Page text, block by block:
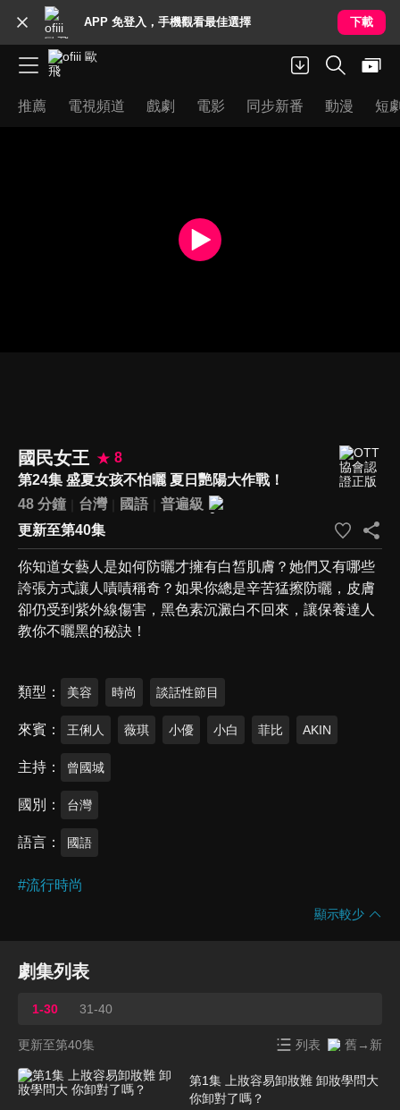
APP 免登入，手機觀看最佳選擇 下載
推薦 電視頻道 戲劇 電影 同步新番 動漫 短
國民女王
8
第24集 盛夏女孩不怕曬 夏日艷陽大作戰！
48 分鐘
台灣 國語
普遍級
更新至第40集
你知道女藝人是如何防曬才擁有白皙肌膚？她們又有哪些
誇張方式讓人嘖嘖稱奇？如果你總是辛苦猛擦防曬，皮膚
卻仍受到紫外線傷害，黑色素沉澱白不回來，讓保養達人
教你不曬黑的秘訣！
類型 美容 時尚 談話性節目
來賓 王俐人 薇琪 小優 小白 菲比 AKIN
主持 曾國城
國別 台灣
語言 國語
#流行時尚
顯示較少
劇集列表
1-30 31-40
更新至第40集 列表 舊→新
第1集 上妝容易卸妝難 卸妝學問大
你卸對了嗎？